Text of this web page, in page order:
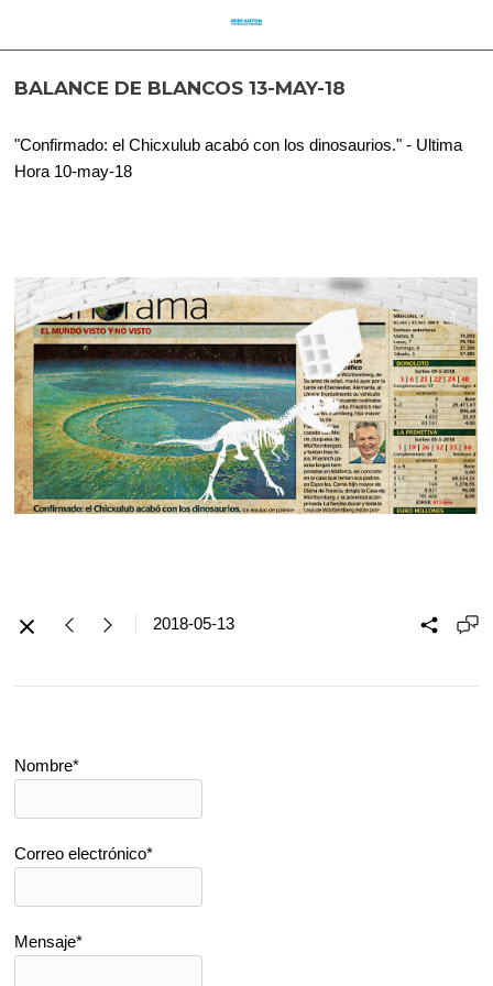
BALANCE DE BLANCOS 13-MAY-18
"Confirmado: el Chicxulub acabó con los dinosaurios." - Ultima
Hora 10-may-18
2018-05-13
Nombre*
Correo electrónico*
Mensaje*